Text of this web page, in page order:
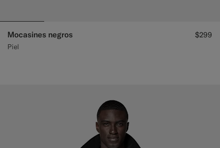
Mocasines negros
Piel
$299